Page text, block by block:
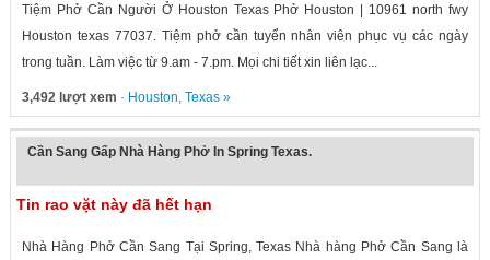
Tiệm Phở Cần Người Ở Houston Texas Phở Houston | 10961 north fwy
Houston texas 77037. Tiệm phở cần tuyển nhân viên phục vụ các ngày
trong tuần. Làm việc từ 9.am - 7.pm. Mọi chi tiết xin liên lạc...
3,492 lượt xem · Houston, Texas»
Cần Sang Gấp Nhà Hàng Phở In Spring Texas.
Tin rao vặt này đã hết hạn
Nhà Hàng Phở Cần Sang Tại Spring, Texas Nhà hàng Phở Cần Sang là